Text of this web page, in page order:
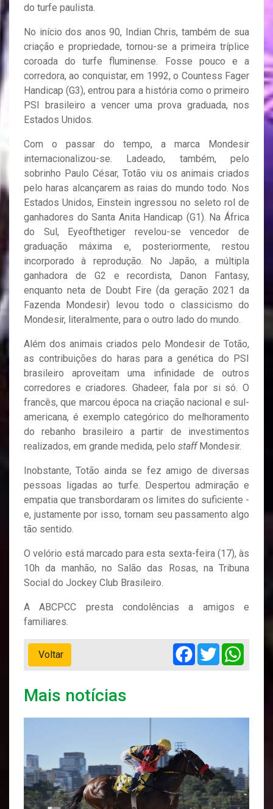
do turfe paulista.
No início dos anos 90, Indian Chris, também de sua
criação e propriedade, tornou-se a primeira tríplice
coroada do turfe fluminense. Fosse pouco e a
corredora, ao conquistar, em 1992, o Countess Fager
Handicap (G3), entrou para a história como o primeiro
PSI brasileiro a vencer uma prova graduada, nos
Estados Unidos.
Com o passar do tempo, a marca Mondesir
internacionalizou-se. Ladeado, também, pelo
sobrinho Paulo César, Totão viu os animais criados
pelo haras alcançarem as raias do mundo todo. Nos
Estados Unidos, Einstein ingressou no seleto rol de
ganhadores do Santa Anita Handicap (G1). Na África
do Sul, Eyeofthetiger revelou-se vencedor de
graduação máxima e, posteriormente, restou
incorporado à reprodução. No Japão, a múltipla
ganhadora de G2 e recordista, Danon Fantasy,
enquanto neta de Doubt Fire (da geração 2021 da
Fazenda Mondesir) levou todo o classicismo do
Mondesir, literalmente, para o outro lado do mundo.
Além dos animais criados pelo Mondesir de Totão,
as contribuições do haras para a genética do PSI
brasileiro aproveitam uma infinidade de outros
corredores e criadores. Ghadeer, fala por si só. O
francês, que marcou época na criação nacional e sul-
americana, é exemplo categórico do melhoramento
do rebanho brasileiro a partir de investimentos
realizados, em grande medida, pelo staffMondesir.
Inobstante, Totão ainda se fez amigo de diversas
pessoas ligadas ao turfe. Despertou admiração e
empatia que transbordaram os limites do suficiente -
e, justamente por isso, tornam seu passamento algo
tão sentido.
O velório está marcado para esta sexta-feira (17), às
10h da manhão, no Salão das Rosas, na Tribuna
Social do Jockey Club Brasileiro.
A ABCPCC presta condolências a amigos e
familiares.
Voltar
Facebook
Twitter
Mais notícias